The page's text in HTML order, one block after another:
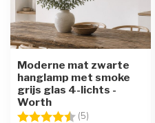
Moderne mat zwarte
hanglamp met smoke
grijs glas 4-lichts -
Worth
Beoordeling: (5)